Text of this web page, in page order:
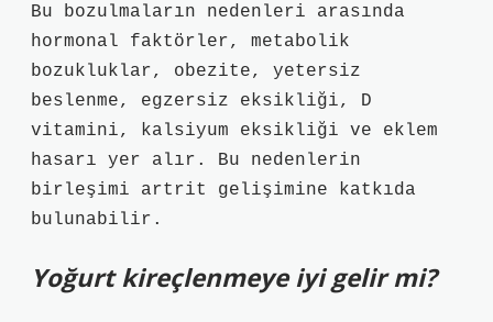
Bu bozulmaların nedenleri arasında
hormonal faktörler, metabolik
bozukluklar, obezite, yetersiz
beslenme, egzersiz eksikliği, D
vitamini, kalsiyum eksikliği ve eklem
hasarı yer alır. Bu nedenlerin
birleşimi artrit gelişimine katkıda
bulunabilir.
Yoğurt kireçlenmeye iyi gelir mi?